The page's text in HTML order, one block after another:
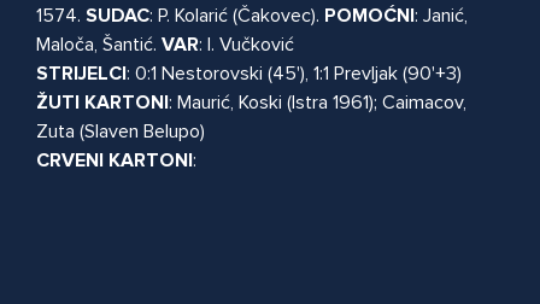
1574. SUDAC: P. Kolarić (Čakovec). POMOĆNI: Janić,
Maloča, Šantić. VAR: I. Vučković
STRIJELCI: 0:1 Nestorovski (45'), 1:1 Prevljak (90'+3)
ŽUTI KARTONI: Maurić, Koski (Istra 1961); Caimacov,
Zuta (Slaven Belupo)
CRVENI KARTONI: